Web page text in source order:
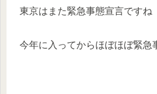
東京はまた緊急事態宣言ですね
今年に入ってからほぼほぼ緊急